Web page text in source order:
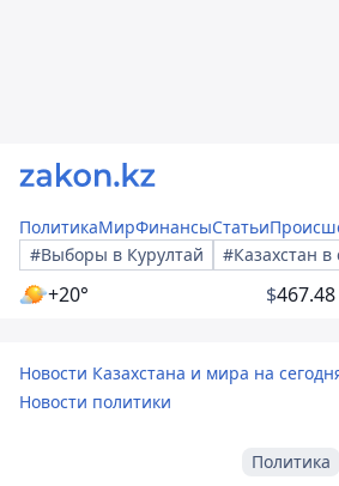
ПолитикаМирФинансыСтатьи
#Выборы в Курултай
#Казахстан
+20° $467.48
Новости Казахстана и мира на
Новости политики
Политика